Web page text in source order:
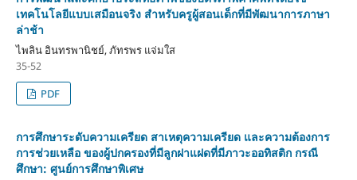
เทคโนโลยีแบบเสมือนจริง สำหรับครูผู้สอนเด็กที่มีพัฒนาการภาษา
ล่าช้า
ไพลิน อินทรพานิชย์, ภัทรพร แจ่มใส
35-52
PDF
การศึกษาระดับความเครียด สาเหตุความเครียด และความต้องการ
การช่วยเหลือ ของผู้ปกครองที่มีลูกฝาแฝดที่มีภาวะออทิสติก กรณี
ศึกษา: ศูนย์การศึกษาพิเศษ